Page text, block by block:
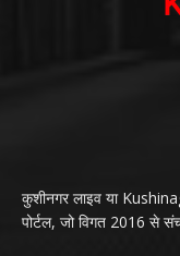
कुशीनगर लाइव या
पोर्टल, जो विगत 2016 से